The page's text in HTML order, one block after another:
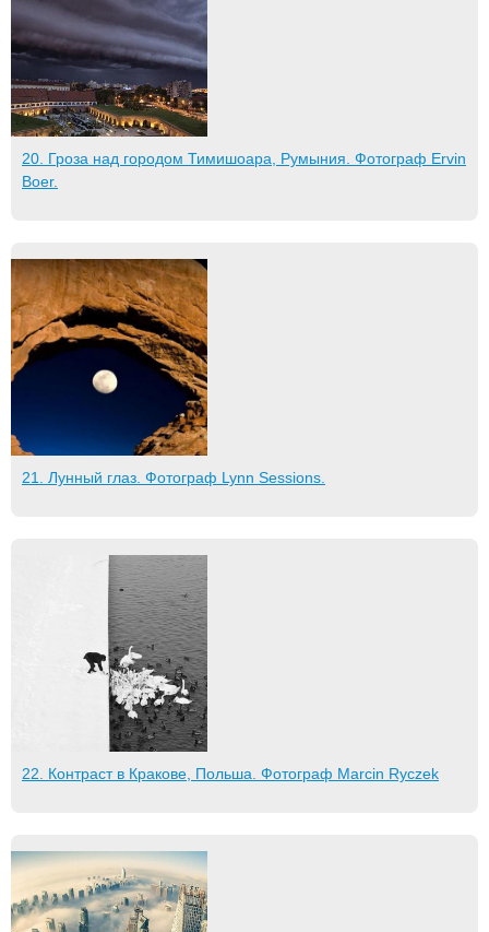
20. Гроза над городом Тимишоара, Румыния. Фотограф Ervin
Boer.
21. Лунный глаз. Фотограф Lynn Sessions.
22. Контраст в Кракове, Польша. Фотограф Marcin Ryczek